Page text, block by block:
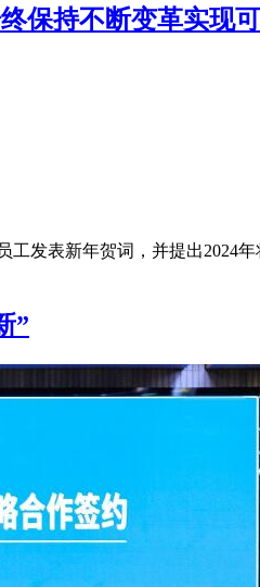
保持不断变革实现
发表新年贺词，并提出2024
”